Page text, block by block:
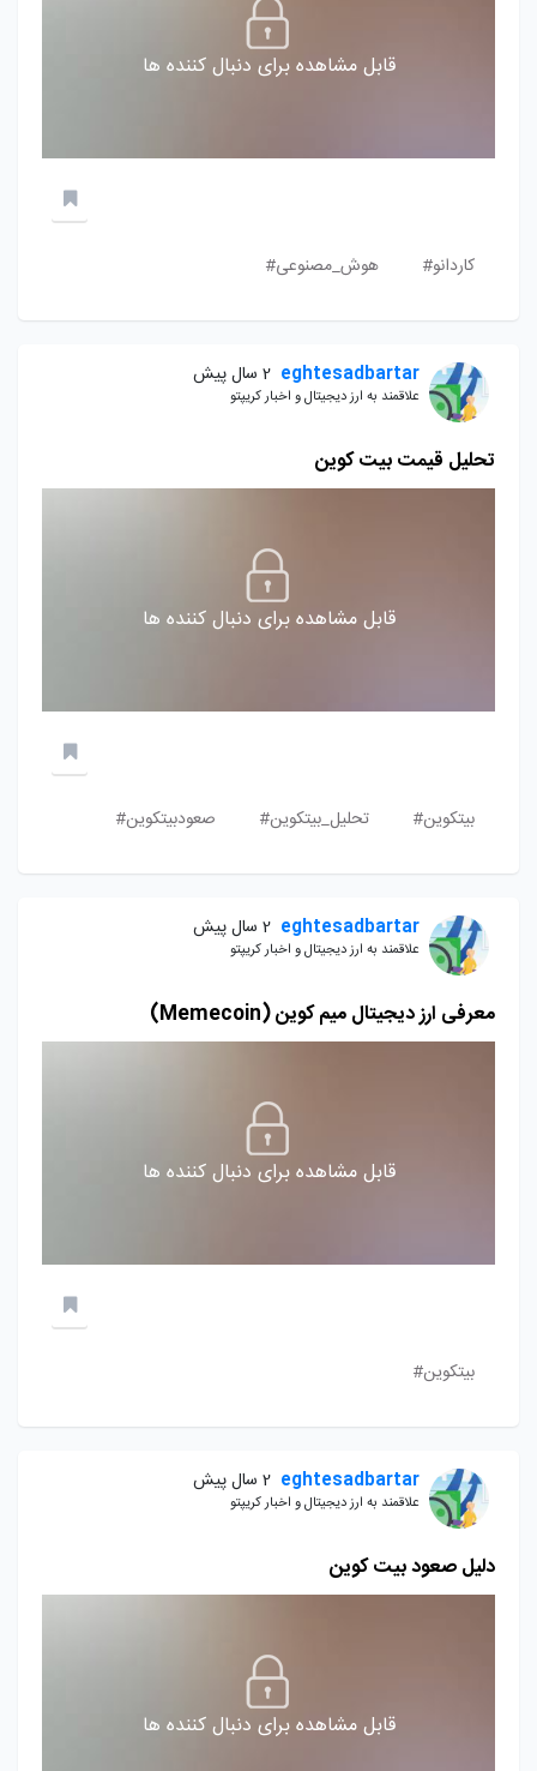
قابل مشاهده برای دنبال کننده ها
کاردانو# هوش_مصنوعی#
eghtesadbartar 2 سال پیش
علاقمند به ارز دیجیتال و اخبار کریپتو
تحلیل قیمت بیت کوین
قابل مشاهده برای دنبال کننده ها
بیتکوین# تحلیل_بیتکوین# صعودبیتکوین#
eghtesadbartar 2 سال پیش
علاقمند به ارز دیجیتال و اخبار کریپتو
معرفی ارز دیجیتال میم کوین (Memecoin)
قابل مشاهده برای دنبال کننده ها
بیتکوین#
eghtesadbartar 2 سال پیش
علاقمند به ارز دیجیتال و اخبار کریپتو
دلیل صعود بیت کوین
قابل مشاهده برای دنبال کننده ها